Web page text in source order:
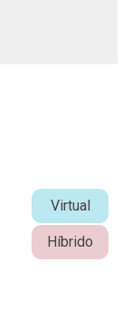
Virtual
Híbrido